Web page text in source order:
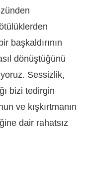
başkaldırının
dönüştüğünü
Sessizlik,
bizi tedirgin
ve kışkırtmanın
dair rahatsız